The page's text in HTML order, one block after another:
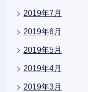
2019年7月
2019年6月
2019年5月
2019年4月
2019年3月